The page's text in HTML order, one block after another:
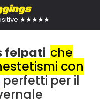
★★★★★
felpati che
con
perfetti per il